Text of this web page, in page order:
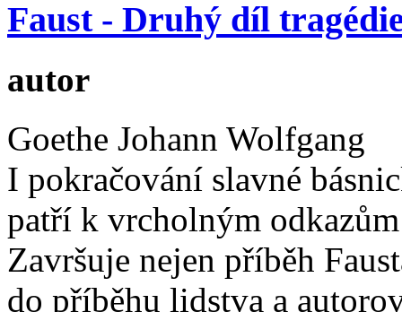
Faust - Druhý díl
autor
Goethe Johann Wolfgang
I pokračování slavné
patří k vrcholným
Završuje nejen příběh
do příběhu lidstva a